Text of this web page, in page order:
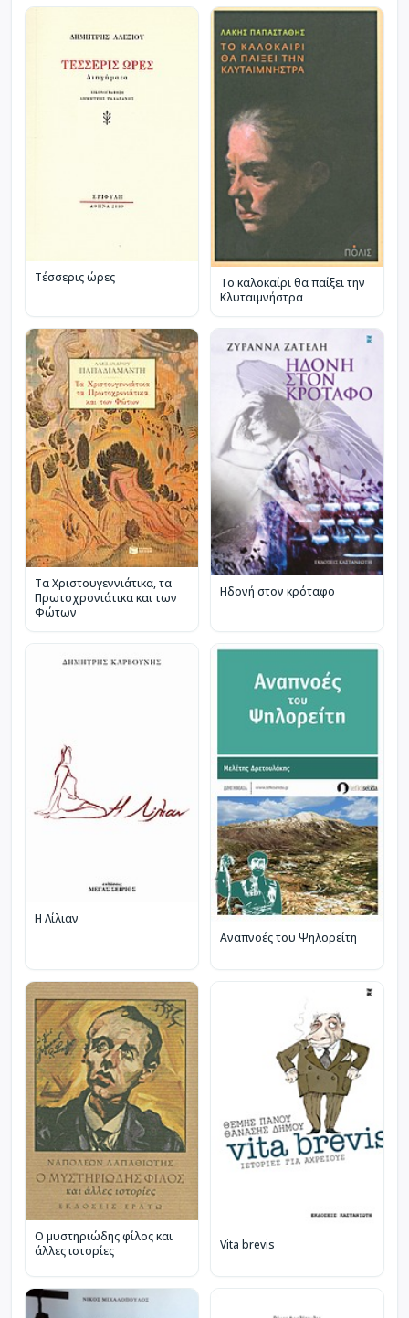
Τέσσερις ώρες
Το καλοκαίρι θα παίξει την
Κλυταιμνήστρα
Τα Χριστουγεννιάτικα, τα
Πρωτοχρονιάτικα και των
Φώτων
Ηδονή στον κρόταφο
Η Λίλιαν
Αναπνοές του Ψηλορείτη
Ο μυστηριώδης φίλος και
άλλες ιστορίες
Vita brevis